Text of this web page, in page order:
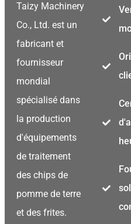
Taizy Machinery
Co., Ltd. est un
fabricant et
fournisseur
mondial
spécialisé dans
la production
d'équipements
de traitement
des chips de
pomme de terre
et des frites.